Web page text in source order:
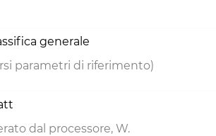
generale
parametri di riferimento)
dal processore, W.